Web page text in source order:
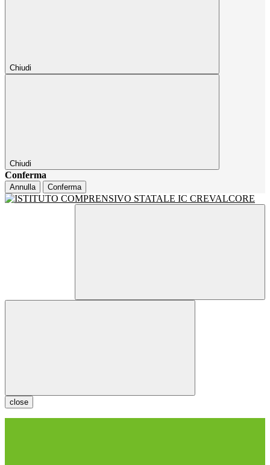
Chiudi
Chiudi
Conferma
Annulla Conferma
close